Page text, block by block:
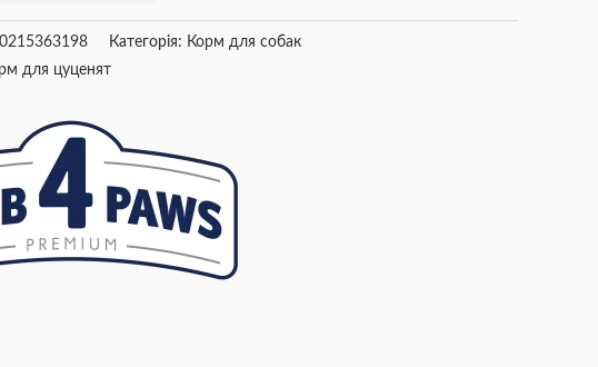
Категорія: Корм для собак
для цуценят